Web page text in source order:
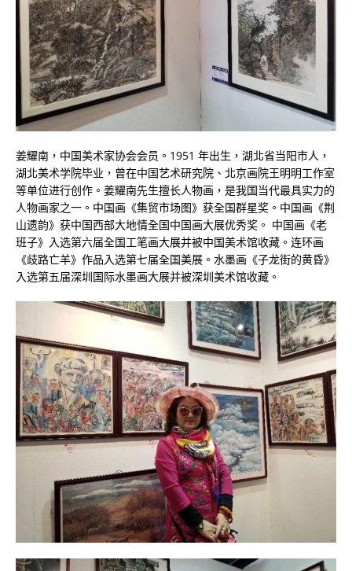
姜耀南，中国美术家协会会员。1951 年出生，湖北省当阳市人，
湖北美术学院毕业，曾在中国艺术研究院、北京画院王明明工作室
等单位进行创作。姜耀南先生擅长人物画，是我国当代最具实力的
人物画家之一。中国画《集贸市场图》获全国群星奖。中国画《荆
山遗韵》获中国西部大地情全国中国画大展优秀奖。 中国画《老
班子》入选第六届全国工笔画大展并被中国美术馆收藏。连环画
《歧路亡羊》作品入选第七届全国美展。水墨画《子龙街的黄昏》
入选第五届深圳国际水墨画大展并被深圳美术馆收藏。